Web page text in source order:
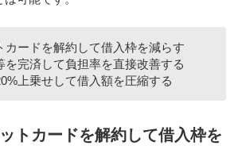
カードを解約して借入枠を減らす
を完済して負担率を直接改善する
上乗せして借入額を圧縮する
トカードを解約して借入枠を